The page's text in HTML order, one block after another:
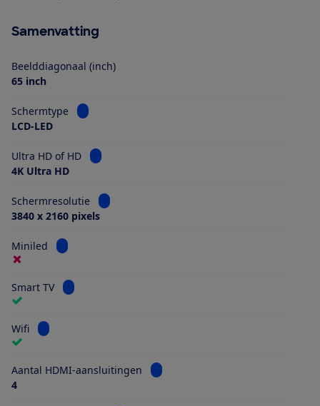
Samenvatting
Beelddiagonaal (inch)
65 inch
Schermtype
Bekijk informatie voor Schermtype
LCD-LED
Ultra HD of HD
Bekijk informatie voor Ultra HD of HD
4K Ultra HD
Schermresolutie
Bekijk informatie voor Schermresolutie
3840 x 2160 pixels
Miniled Bekijk informatie voor Miniled
Smart TV Bekijk informatie voor Smart TV
Wifi Bekijk informatie voor Wifi
Aantal HDMI-aansluitingen
Bekijk informatie voor Aantal
4